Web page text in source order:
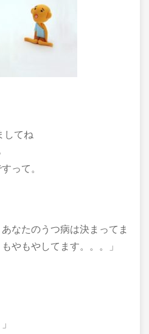
してね
って。
なたのうつ病は決まってま
やもやしてます。。。」